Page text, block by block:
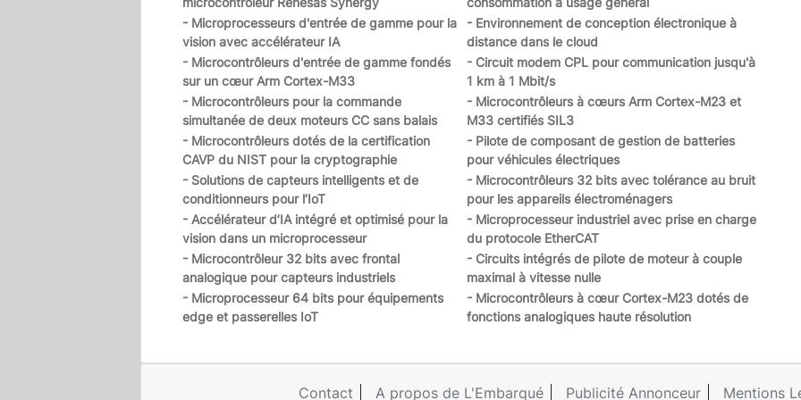
- Microprocesseurs d'entrée de gamme pour la
vision avec accélérateur IA
- Environnement de conception électronique à
distance dans le cloud
- Microcontrôleurs d'entrée de gamme fondés
sur un cœur Arm Cortex-M33
- Circuit modem CPL pour communication jusqu'à
1 km à 1 Mbit/s
- Microcontrôleurs pour la commande
simultanée de deux moteurs CC sans balais
- Microcontrôleurs à cœurs Arm Cortex-M23 et
M33 certifiés SIL3
- Microcontrôleurs dotés de la certification
CAVP du NIST pour la cryptographie
- Pilote de composant de gestion de batteries
pour véhicules électriques
- Solutions de capteurs intelligents et de
conditionneurs pour l’IoT
- Microcontrôleurs 32 bits avec tolérance au bruit
pour les appareils électroménagers
- Accélérateur d’IA intégré et optimisé pour la
vision dans un microprocesseur
- Microprocesseur industriel avec prise en charge
du protocole EtherCAT
- Microcontrôleur 32 bits avec frontal
analogique pour capteurs industriels
- Circuits intégrés de pilote de moteur à couple
maximal à vitesse nulle
- Microprocesseur 64 bits pour équipements
edge et passerelles IoT
- Microcontrôleurs à cœur Cortex-M23 dotés de
fonctions analogiques haute résolution
Contact A propos de L'Embarqué Publicité Annonceur Mentions